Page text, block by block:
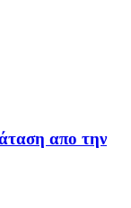
απο την